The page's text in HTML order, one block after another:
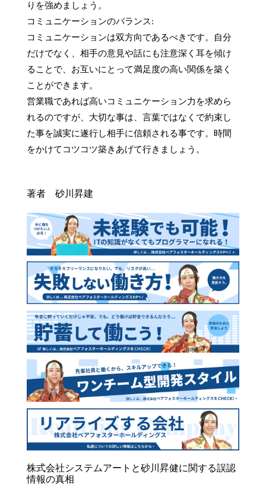
りを強めましょう。
コミュニケーションのバランス:
コミュニケーションは双方向であるべきです。自分
だけでなく、相手の意見や話にも注意深く耳を傾け
ることで、お互いにとって満足度の高い関係を築く
ことができます。
営業職であれば高いコミュニケーション力を求めら
れるのですが、大切な事は、言葉ではなくで約束し
た事を誠実に遂行し相手に信頼される事です。時間
をかけてコツコツ築きあげて行きましょう。
著者 砂川昇建
株式会社システムアートと砂川昇健に関する誤認
情報の真相